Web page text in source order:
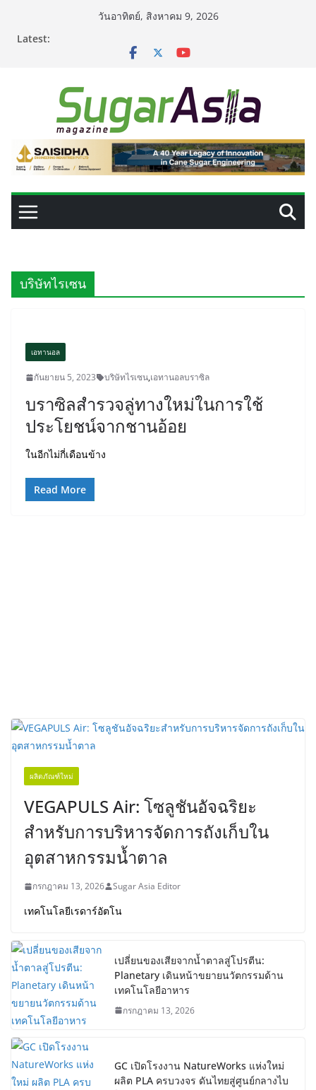
วันอาทิตย์, สิงหาคม 9, 2026
Latest:
บริษัทไรเซน
เอทานอล
กันยายน 5, 2023 บริษัทไรเซน,เอทานอลบราซิล
บราซิลสำรวจลู่ทางใหม่ในการใช้
ประโยชน์จากชานอ้อย
ในอีกไม่กี่เดือนข้าง
Read More
ผลิตภัณฑ์ใหม่
VEGAPULS Air: โซลูชันอัจฉริยะ
สำหรับการบริหารจัดการถังเก็บใน
อุตสาหกรรมน้ำตาล
กรกฎาคม 13, 2026 Sugar Asia Editor
เทคโนโลยีเรดาร์อัตโน
เปลี่ยนของเสียจากน้ำตาลสู่โปรตีน:
Planetary เดินหน้าขยายนวัตกรรมด้าน
เทคโนโลยีอาหาร
กรกฎาคม 13, 2026
GC เปิดโรงงาน NatureWorks แห่งใหม่
ผลิต PLA ครบวงจร ดันไทยสู่ศูนย์กลางไบ